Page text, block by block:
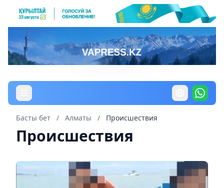
Басты бет / Алматы / Происшествия
Происшествия